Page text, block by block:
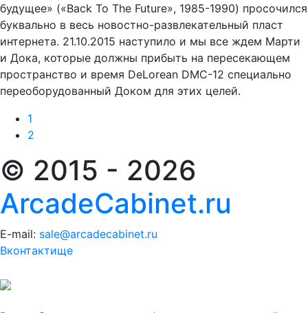
будущее» («Back To The Future», 1985-1990) просочился
буквально в весь новостно-развлекательный пласт
интернета. 21.10.2015 наступило и мы все ждем Марти
и Дока, которые должны прибыть на пересекающем
пространство и время DeLorean DMC-12 специально
переоборудованный Доком для этих целей.
1
2
© 2015 - 2026
ArcadeCabinet.ru
E-mail: sale@arcadecabinet.ru
Вконтактище